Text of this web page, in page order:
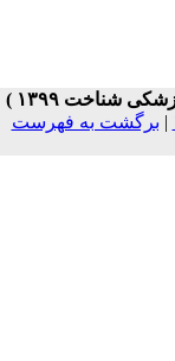
برگشت به فهرست